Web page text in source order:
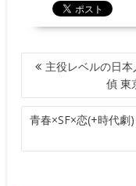
投
ナ
ビ
ゲ
ー
主役レベルの日
偵 東
青春×SF×恋(+時代劇